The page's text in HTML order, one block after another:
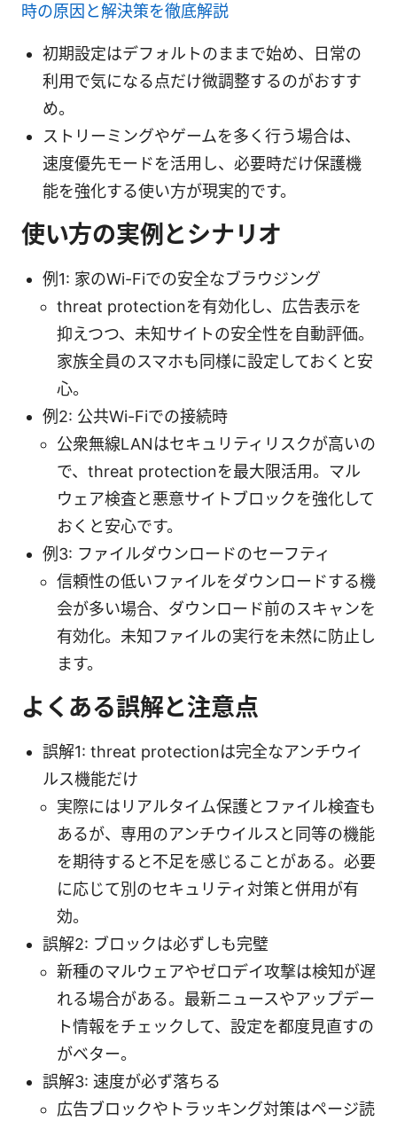
時の原因と解決策を徹底解説
初期設定はデフォルトのままで始め、日常の
利用で気になる点だけ微調整するのがおすす
め。
ストリーミングやゲームを多く行う場合は、
速度優先モードを活用し、必要時だけ保護機
能を強化する使い方が現実的です。
使い方の実例とシナリオ
例1: 家のWi-Fiでの安全なブラウジング
threat protectionを有効化し、広告表示を
抑えつつ、未知サイトの安全性を自動評価。
家族全員のスマホも同様に設定しておくと安
心。
例2: 公共Wi-Fiでの接続時
公衆無線LANはセキュリティリスクが高いの
で、threat protectionを最大限活用。マル
ウェア検査と悪意サイトブロックを強化して
おくと安心です。
例3: ファイルダウンロードのセーフティ
信頼性の低いファイルをダウンロードする機
会が多い場合、ダウンロード前のスキャンを
有効化。未知ファイルの実行を未然に防止し
ます。
よくある誤解と注意点
誤解1: threat protectionは完全なアンチウイ
ルス機能だけ
実際にはリアルタイム保護とファイル検査も
あるが、専用のアンチウイルスと同等の機能
を期待すると不足を感じることがある。必要
に応じて別のセキュリティ対策と併用が有
効。
誤解2: ブロックは必ずしも完璧
新種のマルウェアやゼロデイ攻撃は検知が遅
れる場合がある。最新ニュースやアップデー
ト情報をチェックして、設定を都度見直すの
がベター。
誤解3: 速度が必ず落ちる
広告ブロックやトラッキング対策はページ読